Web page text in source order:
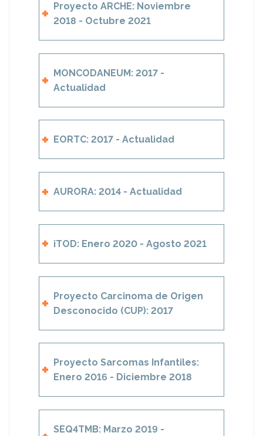
Proyecto ARCHE: Noviembre
2018 - Octubre 2021
MONCODANEUM: 2017 -
Actualidad
EORTC: 2017 - Actualidad
AURORA: 2014 - Actualidad
iTOD: Enero 2020 - Agosto 2021
Proyecto Carcinoma de Origen
Desconocido (CUP): 2017
Proyecto Sarcomas Infantiles:
Enero 2016 - Diciembre 2018
SEQ4TMB: Marzo 2019 -